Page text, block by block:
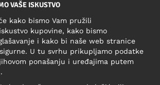
DRUŠTVENE MREŽE
POSLOVNA ADRESA
VAŠE ISKUSTVO
kako bismo Vam pružili
kupovine, kako bismo
i kako bi naše web stranice
U tu svrhu prikupljamo podatke
ponašanju i uređajima putem